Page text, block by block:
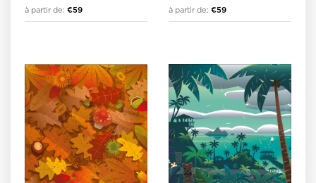
à partir de: €59 à partir de: €59